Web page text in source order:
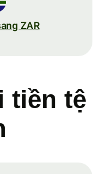
ZAR
tiền tệ